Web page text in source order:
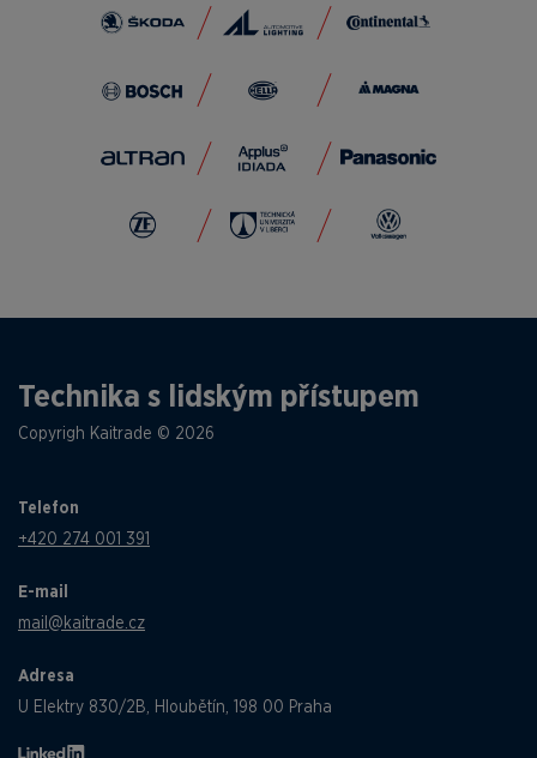
Technika s lidským přístupem
Copyrigh Kaitrade © 2026
Telefon
+420 274 001 391
E-mail
mail@kaitrade.cz
Adresa
U Elektry 830/2B, Hloubětín, 198 00 Praha